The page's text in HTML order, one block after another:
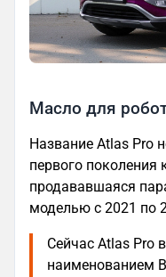
Масло для
Название Atlas Pro
первого поколения
продававшаяся
моделью с 2021 по
Сейчас Atlas Pro
наименованием